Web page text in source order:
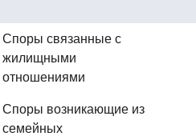
Споры связанные с
жилищными
отношениями
Споры возникающие из
семейных